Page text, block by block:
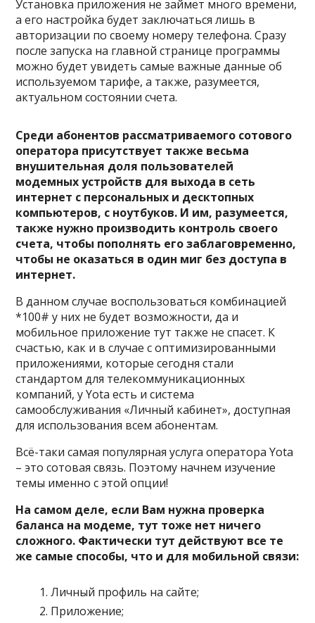
Установка приложения не займет много времени,
а его настройка будет заключаться лишь в
авторизации по своему номеру телефона. Сразу
после запуска на главной странице программы
можно будет увидеть самые важные данные об
используемом тарифе, а также, разумеется,
актуальном состоянии счета.
Среди абонентов рассматриваемого сотового
оператора присутствует также весьма
внушительная доля пользователей
модемных устройств для выхода в сеть
интернет с персональных и десктопных
компьютеров, с ноутбуков. И им, разумеется,
также нужно производить контроль своего
счета, чтобы пополнять его заблаговременно,
чтобы не оказаться в один миг без доступа в
интернет.
В данном случае воспользоваться комбинацией
*100# у них не будет возможности, да и
мобильное приложение тут также не спасет. К
счастью, как и в случае с оптимизированными
приложениями, которые сегодня стали
стандартом для телекоммуникационных
компаний, у Yota есть и система
самообслуживания «Личный кабинет», доступная
для использования всем абонентам.
Всё-таки самая популярная услуга оператора Yota
– это сотовая связь. Поэтому начнем изучение
темы именно с этой опции!
На самом деле, если Вам нужна проверка
баланса на модеме, тут тоже нет ничего
сложного. Фактически тут действуют все те
же самые способы, что и для мобильной связи:
Личный профиль на сайте;
Приложение;